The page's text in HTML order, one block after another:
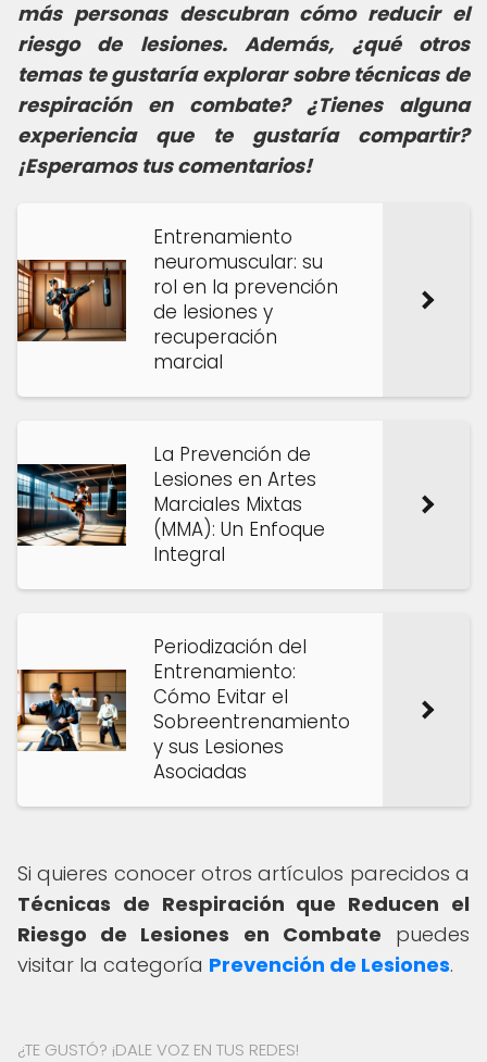
más personas descubran cómo reducir el
riesgo de lesiones. Además, ¿qué otros
temas te gustaría explorar sobre técnicas de
respiración en combate? ¿Tienes alguna
experiencia que te gustaría compartir?
¡Esperamos tus comentarios!
Entrenamiento
neuromuscular: su
rol en la prevención
de lesiones y
recuperación
marcial
La Prevención de
Lesiones en Artes
Marciales Mixtas
(MMA): Un Enfoque
Integral
Periodización del
Entrenamiento:
Cómo Evitar el
Sobreentrenamiento
y sus Lesiones
Asociadas
Si quieres conocer otros artículos parecidos a
Técnicas de Respiración que Reducen el
Riesgo de Lesiones en Combate puedes
visitar la categoría Prevención de Lesiones.
¿TE GUSTÓ? ¡DALE VOZ EN TUS REDES!